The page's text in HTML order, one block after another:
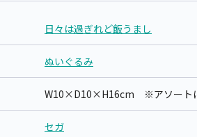
日々は過ぎれど飯うまし
ぬいぐるみ
W10×D10×H16cm ※アソートに
セガ